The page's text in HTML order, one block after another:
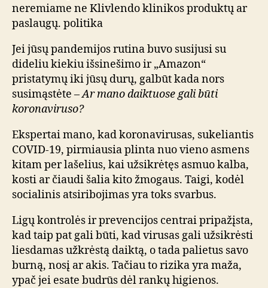
neremiame ne Klivlendo klinikos produktų ar
paslaugų. politika
Jei jūsų pandemijos rutina buvo susijusi su
dideliu kiekiu išsinešimo ir „Amazon“
pristatymų iki jūsų durų, galbūt kada nors
susimąstėte –Ar mano daiktuose gali būti
koronaviruso?
Ekspertai mano, kad koronavirusas, sukeliantis
COVID-19, pirmiausia plinta nuo vieno asmens
kitam per lašelius, kai užsikrėtęs asmuo kalba,
kosti ar čiaudi šalia kito žmogaus. Taigi, kodėl
socialinis atsiribojimas yra toks svarbus.
Ligų kontrolės ir prevencijos centrai pripažįsta,
kad taip pat gali būti, kad virusas gali užsikrėsti
liesdamas užkrėstą daiktą, o tada palietus savo
burną, nosį ar akis. Tačiau to rizika yra maža,
ypač jei esate budrūs dėl rankų higienos.